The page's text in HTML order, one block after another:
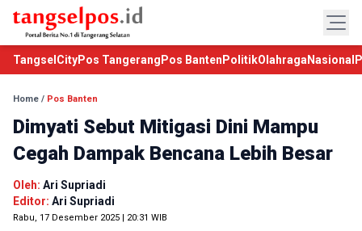
TangselCityPos Tangerang Pos Banten PolitikOlahraga Nasional
Home / Pos Banten
Dimyati Sebut Mitigasi Dini Mampu
Cegah Dampak Bencana Lebih Besar
Oleh: Ari Supriadi
Editor: Ari Supriadi
Rabu, 17 Desember 2025 | 20:31 WIB